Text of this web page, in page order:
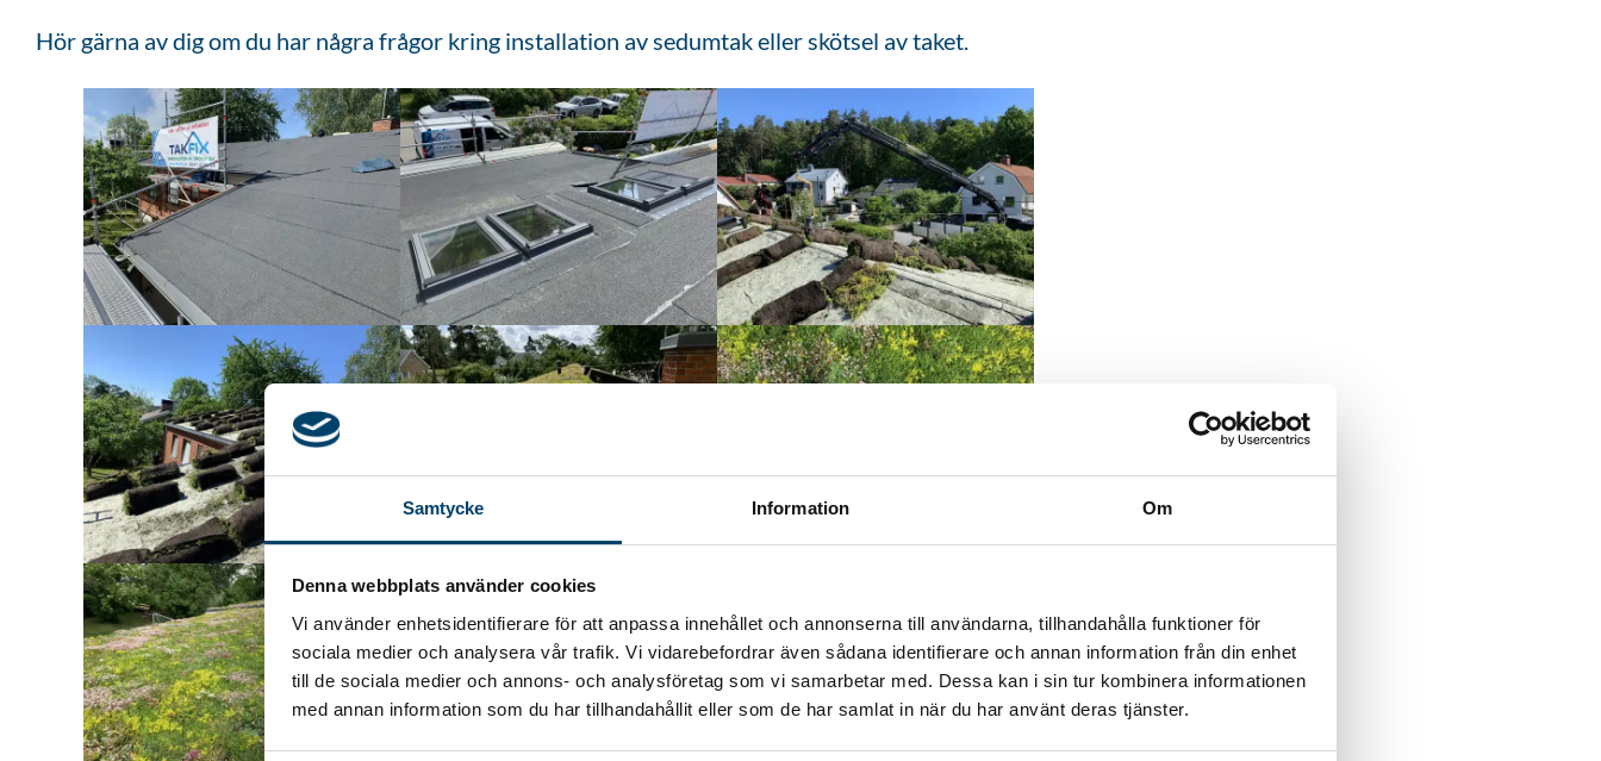
Samtycke Information Om
Denna webbplats använder cookies
Vi använder enhetsidentifierare för att anpassa innehållet och annonserna till användarna, tillhandahålla funktioner för
sociala medier och analysera vår trafik. Vi vidarebefordrar även sådana identifierare och annan information från din enhet
till de sociala medier och annons- och analysföretag som vi samarbetar med. Dessa kan i sin tur kombinera informationen
med annan information som du har tillhandahållit eller som de har samlat in när du har använt deras tjänster.
Hör gärna av dig om du har några frågor kring installation av sedumtak eller skötsel av taket.